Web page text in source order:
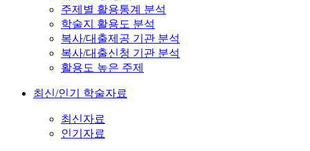
주제별 활용통계 분석
학술지 활용도 분석
복사/대출제공 기관 분석
복사/대출신청 기관 분석
활용도 높은 주제
최신/인기 학술자료
최신자료
인기자료